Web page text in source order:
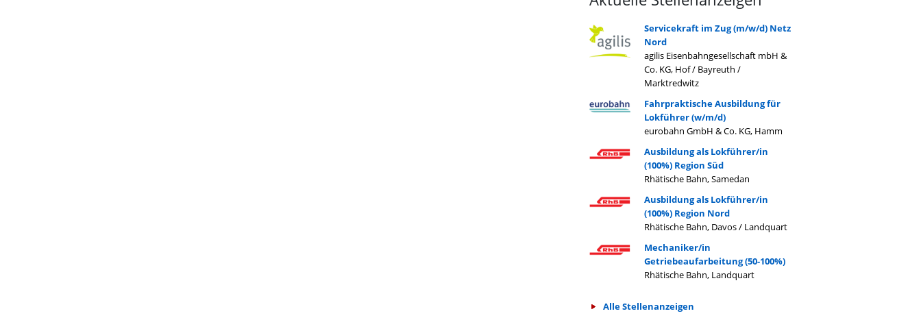
Servicekraft im Zug (m/w/d) Netz
Nord
agilis Eisenbahngesellschaft mbH &
Co. KG, Hof / Bayreuth /
Marktredwitz
Fahrpraktische Ausbildung für
Lokführer (w/m/d)
eurobahn GmbH & Co. KG, Hamm
Ausbildung als Lokführer/in
(100%) Region Süd
Rhätische Bahn, Samedan
Ausbildung als Lokführer/in
(100%) Region Nord
Rhätische Bahn, Davos / Landquart
Mechaniker/in
Getriebeaufarbeitung (50-100%)
Rhätische Bahn, Landquart
Alle Stellenanzeigen